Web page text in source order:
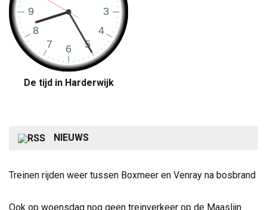
De tijd in Harderwijk
NIEUWS
Treinen rijden weer tussen Boxmeer en Venray na bosbrand
Ook op woensdag nog geen treinverkeer op de Maaslijn